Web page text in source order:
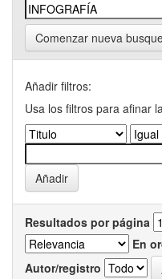
Comenzar nueva
Añadir filtros:
Usa los filtros para afinar
Resultados por página
En
Autor/registro